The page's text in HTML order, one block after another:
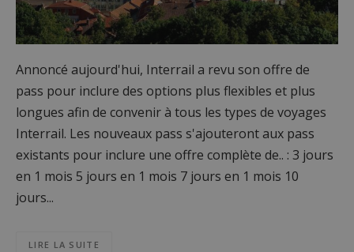
Annoncé aujourd'hui, Interrail a revu son offre de
pass pour inclure des options plus flexibles et plus
longues afin de convenir à tous les types de voyages
Interrail. Les nouveaux pass s'ajouteront aux pass
existants pour inclure une offre complète de.. : 3 jours
en 1 mois 5 jours en 1 mois 7 jours en 1 mois 10
jours...
LIRE LA SUITE